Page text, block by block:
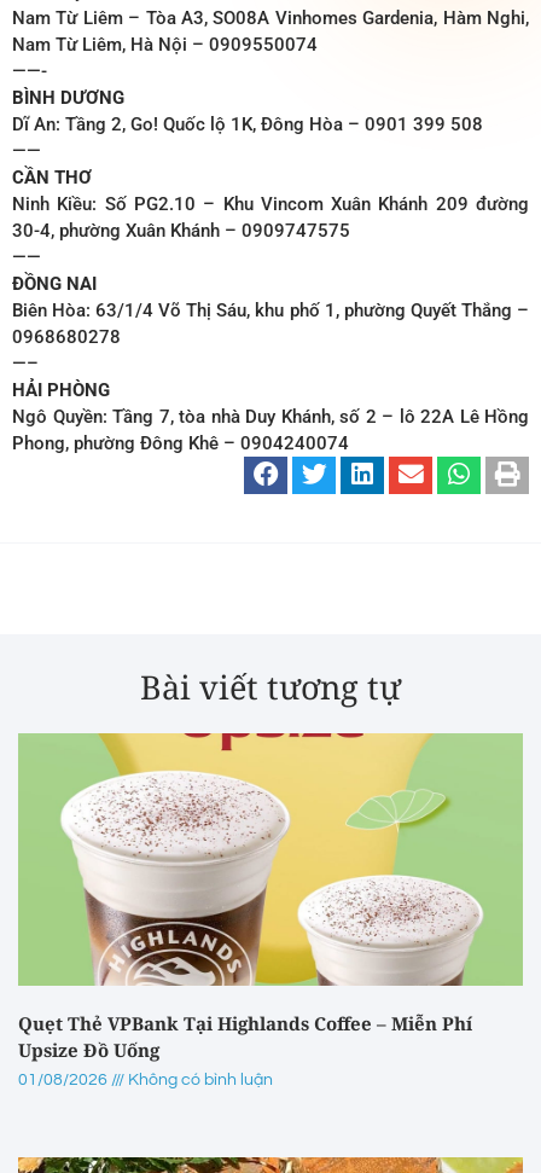
Nam Từ Liêm – Tòa A3, SO08A Vinhomes Gardenia, Hàm Nghi,
Nam Từ Liêm, Hà Nội – 0909550074
——-
BÌNH DƯƠNG
Dĩ An: Tầng 2, Go! Quốc lộ 1K, Đông Hòa – 0901 399 508
——
CẦN THƠ
Ninh Kiều: Số PG2.10 – Khu Vincom Xuân Khánh 209 đường
30-4, phường Xuân Khánh – 0909747575
——
ĐỒNG NAI
Biên Hòa: 63/1/4 Võ Thị Sáu, khu phố 1, phường Quyết Thắng –
0968680278
—–
HẢI PHÒNG
Ngô Quyền: Tầng 7, tòa nhà Duy Khánh, số 2 – lô 22A Lê Hồng
Phong, phường Đông Khê – 0904240074
Bài viết tương tự
Quẹt Thẻ VPBank Tại Highlands Coffee – Miễn Phí
Upsize Đồ Uống
01/08/2026 Không có bình luận